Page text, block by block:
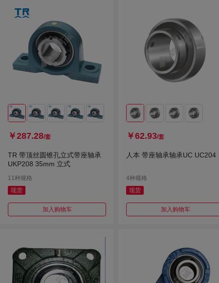
￥287.28/套
TR 带顶丝圆锥孔立式带座轴承
UKP208 35mm 立式
11种规格
现货
加入购物车
￥62.93/套
人本 带座轴承轴承UC UC204
4种规格
现货
加入购物车